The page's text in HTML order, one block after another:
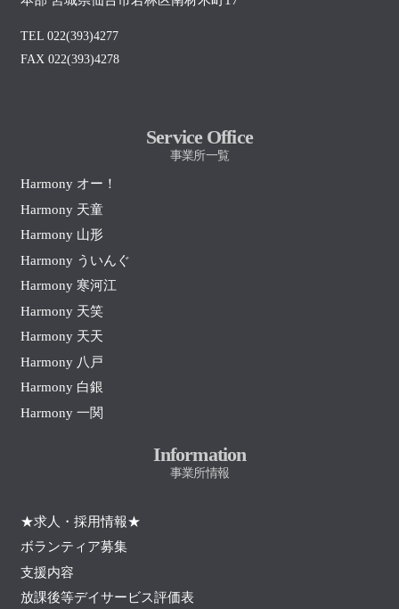
TEL 022(393)4277
FAX 022(393)4278
Service Office
事業所一覧
Harmony オー！
Harmony 天童
Harmony 山形
Harmony ういんぐ
Harmony 寒河江
Harmony 天笑
Harmony 天天
Harmony 八戸
Harmony 白銀
Harmony 一関
Information
事業所情報
★求人・採用情報★
ボランティア募集
支援内容
放課後等デイサービス評価表